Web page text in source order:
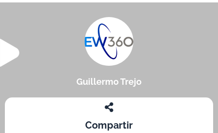
Guillermo Trejo
Compartir